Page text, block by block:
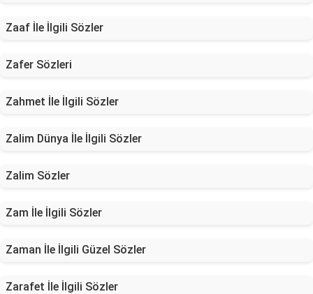
Zaaf İle İlgili Sözler
Zafer Sözleri
Zahmet İle İlgili Sözler
Zalim Dünya İle İlgili Sözler
Zalim Sözler
Zam İle İlgili Sözler
Zaman İle İlgili Güzel Sözler
Zarafet İle İlgili Sözler